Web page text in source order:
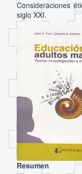
Consideraciones
siglo XXI.
Resumen